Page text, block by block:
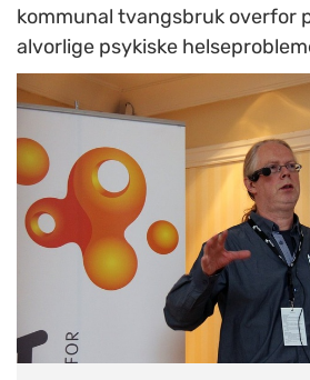
kommunal tvangsbruk overfor
alvorlige psykiske